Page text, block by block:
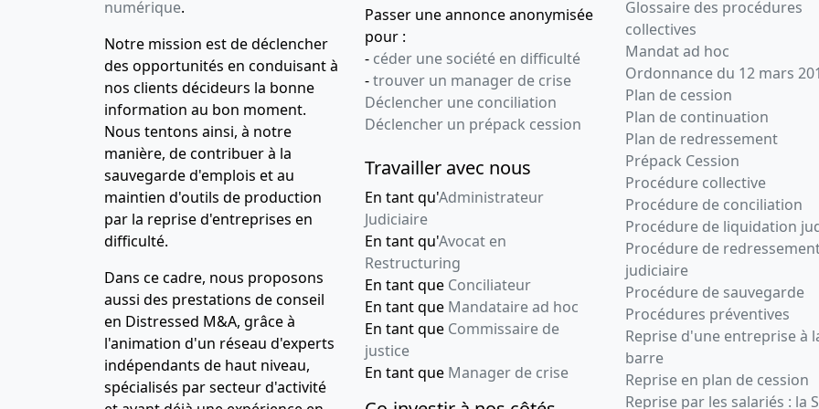
numérique.
Notre mission est de déclencher
des opportunités en conduisant à
nos clients décideurs la bonne
information au bon moment.
Nous tentons ainsi, à notre
manière, de contribuer à la
sauvegarde d'emplois et au
maintien d'outils de production
par la reprise d'entreprises en
difficulté.
Dans ce cadre, nous proposons
aussi des prestations de conseil
en Distressed M&A, grâce à
l'animation d'un réseau d'experts
indépendants de haut niveau,
spécialisés par secteur d'activité
Passer une annonce anonymisée
pour :
- céder une société en difficulté
-trouver un manager de crise
Déclencher une conciliation
Déclencher un prépack cession
Travailler avec nous
En tant qu'Administrateur
Judiciaire
En tant qu'Avocat en
Restructuring
En tant que Conciliateur
En tant que Mandataire ad hoc
En tant que Commissaire de
justice
En tant que Manager de crise
Glossaire des procédures
collectives
Mandat ad hoc
Ordonnance du 12 mars
Plan de cession
Plan de continuation
Plan de redressement
Prépack Cession
Procédure collective
Procédure de conciliation
Procédure de liquidation
Procédure de
judiciaire
Procédure de sauvegarde
Procédures préventives
Reprise d'une entreprise à
barre
Reprise en plan de cession
Reprise par les salariés : la